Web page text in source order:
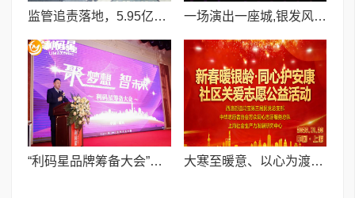
监管追责落地，5.95亿港元回归绿地香港全民持股体系 一场演出一座城,银发风采耀大丰 ——2026“新春有你”全国中老年春晚完成录制
​“利码星品牌筹备大会”在浙江绍兴隆重举行,共绘实体经济发展新蓝图 ​大寒至暖意、以心为渡寒—— 社区关爱志愿公益活动